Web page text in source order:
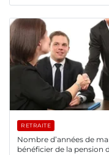
RETRAITE
Nombre d’années de
bénéficier de la pension